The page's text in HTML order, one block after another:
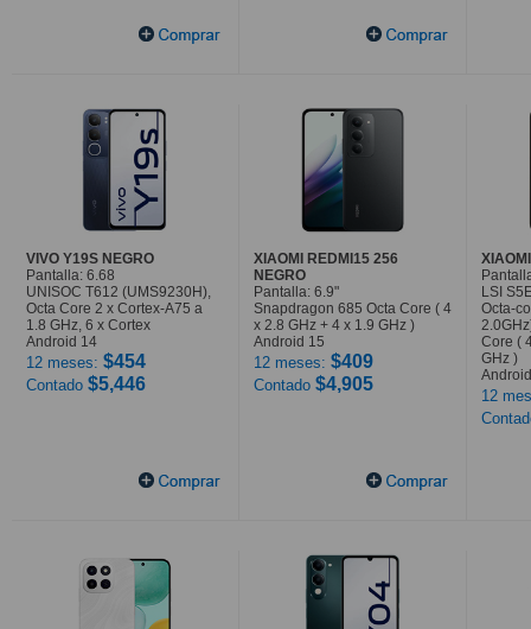
VIVO Y19S NEGRO
Pantalla: 6.68
UNISOC T612 (UMS9230H),
Octa Core 2 x Cortex-A75 a
1.8 GHz, 6 x Cortex
Android 14
12 meses: $454
Contado $5,446
XIAOMI REDMI15 256
NEGRO
Pantalla: 6.9"
Snapdragon 685 Octa Core ( 4
x 2.8 GHz + 4 x 1.9 GHz )
Android 15
12 meses: $409
Contado $4,905
LSI
Octa-
Core (
GHz )
12